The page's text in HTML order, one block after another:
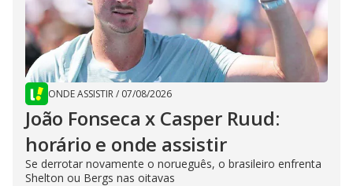
ONDE ASSISTIR/ 07/08/2026
João Fonseca x Casper Ruud:
horário e onde assistir
Se derrotar novamente o norueguês, o brasileiro enfrenta
Shelton ou Bergs nas oitavas